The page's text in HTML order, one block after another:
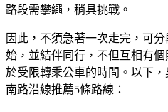
路段需攀繩，稍具挑戰。
因此，不須急著一次走完，可
始，並結伴同行，不但互相有
於受限轉乘公車的時間。以下
南路沿線推薦5條路線：